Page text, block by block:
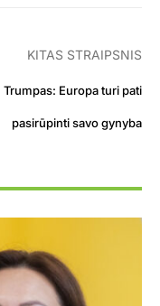
KITAS STRAIPSNIS
Trumpas: Europa turi pati
pasirūpinti savo gynyba